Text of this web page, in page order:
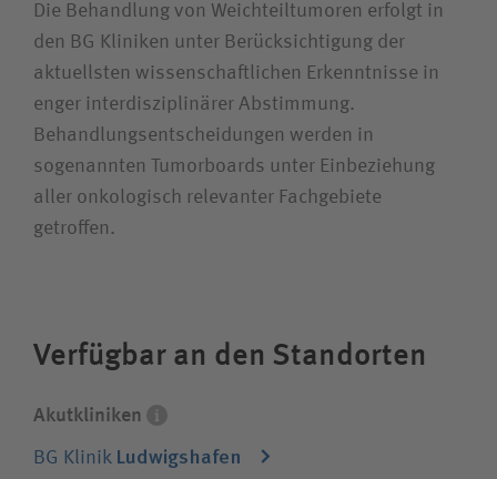
Die Behandlung von Weichteil­tumoren erfolgt in
den BG Kliniken unter Berücksichtigung der
aktuellsten wissenschaftlichen Erkenntnisse in
enger interdisziplinärer Abstimmung.
Behandlungs­entscheidungen werden in
sogenannten Tumorboards unter Einbeziehung
aller onkologisch relevanter Fachgebiete
getroffen.
Verfügbar an den Standorten
Die Akutkliniken unserer
Unternehmensgruppe sind spezialisiert auf
spielt keine Rolle.
Akutkliniken
BG Klinik Ludwigshafen